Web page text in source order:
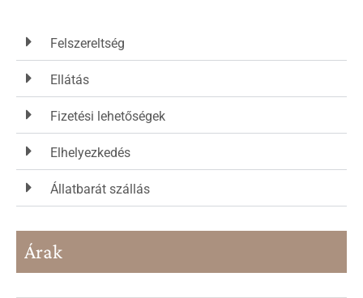
ember igazán szabadnak érezheti magát úgy, hogy közben
mégis minden elérhető távolságban van.
Reméljük az itt töltött idő igazán felejthetetlen élmény lesz
számotokra és vissza várunk benneteket.
Marcsi és Zoli
Felszereltség
Ellátás
Fizetési lehetőségek
Elhelyezkedés
Állatbarát szállás
Árak